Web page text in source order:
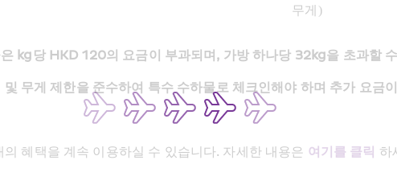
무게)
kg당 HKD 120의 요금이 부과되며, 가방 하나당 32kg을 초과할
무게 제한을 준수하여 특수 수하물로 체크인해야 하며 추가 요금
혜택을 계속 이용하실 수 있습니다. 자세한 내용은 여기를 클릭 하